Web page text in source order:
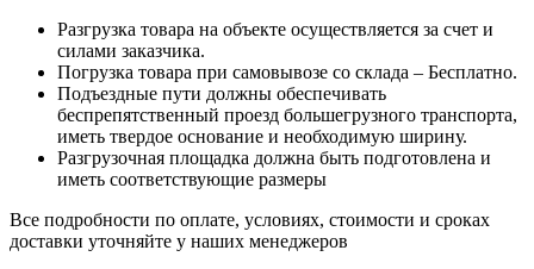
Разгрузка товара на объекте осуществляется за счет и
силами заказчика.
Погрузка товара при самовывозе со склада – Бесплатно.
Подъездные пути должны обеспечивать
беспрепятственный проезд большегрузного транспорта,
иметь твердое основание и необходимую ширину.
Разгрузочная площадка должна быть подготовлена и
иметь соответствующие размеры
Все подробности по оплате, условиях, стоимости и сроках
доставки уточняйте у наших менеджеров